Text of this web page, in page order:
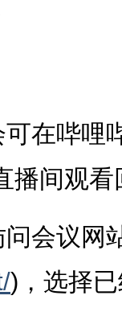
在哔哩
播间观看
会议网
)，选择